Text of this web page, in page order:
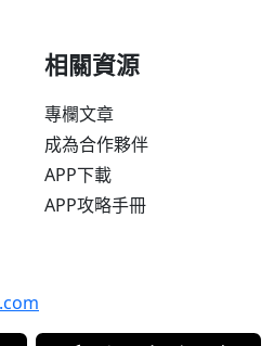
相關資源
專欄文章
成為合作夥伴
APP下載
APP攻略手冊